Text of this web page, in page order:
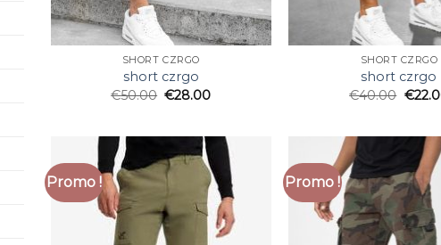
SHORT CZRGO
short czrgo
€50.00 €28.00
SHORT CZRGO
short czrgo
€40.00 €
Promo ! Promo !